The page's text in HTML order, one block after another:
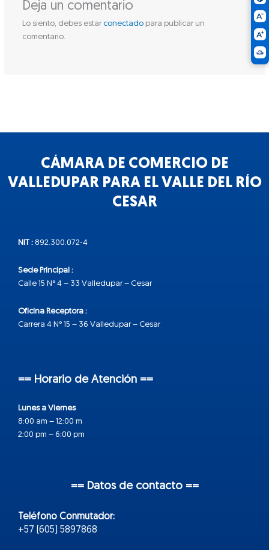
Deja un comentario
Lo siento, debes estar conectadopara publicar un
comentario.
CÁMARA DE COMERCIO DE
VALLEDUPAR PARA EL VALLE DEL RÍO
CESAR
NIT : 892.300.072-4
Sede Principal :
Calle 15 N° 4 – 33 Valledupar – Cesar
Oficina Receptora :
Carrera 4 N° 15 – 36 Valledupar – Cesar
== Horario de Atención ==
Lunes a Viernes
8:00 am – 12:00 m
2:00 pm – 6:00 pm
== Datos de contacto ==
Teléfono Conmutador:
+57 (605) 5897868